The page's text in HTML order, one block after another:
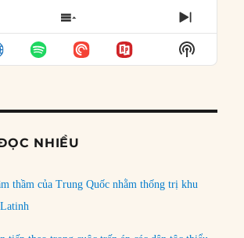
SHOW
EPISODES
LIST
NEXT
Show
Podcast
NHIỀU
thầm của Trung Quốc nhằm thống trị khu